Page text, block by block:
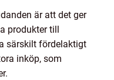
är att det ger
produkter till
särskilt fördelaktigt
inköp, som